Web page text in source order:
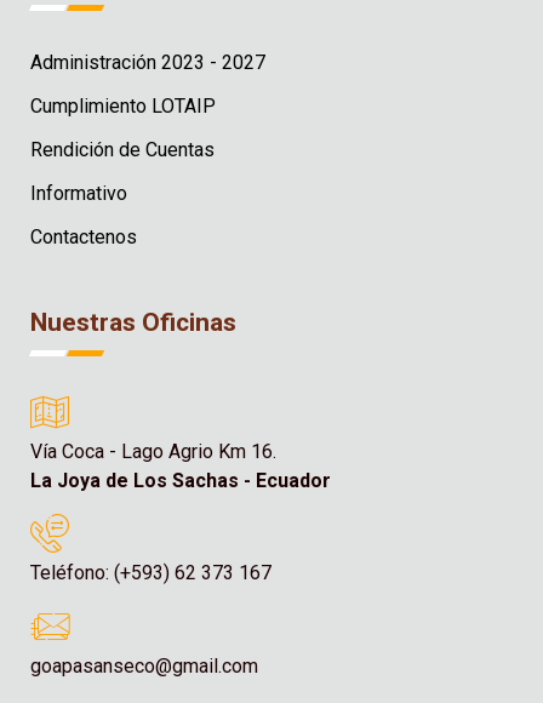
Administración 2023 - 2027
Cumplimiento LOTAIP
Rendición de Cuentas
Informativo
Contactenos
Nuestras Oficinas
Vía Coca - Lago Agrio Km 16.
La Joya de Los Sachas - Ecuador
Teléfono: (+593) 62 373 167
goapasanseco@gmail.com